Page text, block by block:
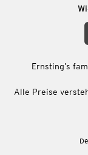
Ernsting’s
Alle Preise